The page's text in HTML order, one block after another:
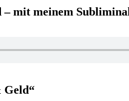
mit meinem Subliminal
Geld“